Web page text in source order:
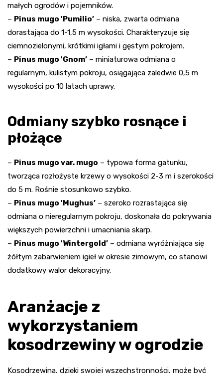
małych ogrodów i pojemników.
– Pinus mugo 'Pumilio’ – niska, zwarta odmiana
dorastająca do 1-1,5 m wysokości. Charakteryzuje się
ciemnozielonymi, krótkimi igłami i gęstym pokrojem.
– Pinus mugo 'Gnom’ – miniaturowa odmiana o
regularnym, kulistym pokroju, osiągająca zaledwie 0,5 m
wysokości po 10 latach uprawy.
Odmiany szybko rosnące i
płożące
– Pinus mugo var. mugo – typowa forma gatunku,
tworząca rozłożyste krzewy o wysokości 2-3 m i szerokości
do 5 m. Rośnie stosunkowo szybko.
– Pinus mugo 'Mughus’ – szeroko rozrastająca się
odmiana o nieregularnym pokroju, doskonała do pokrywania
większych powierzchni i umacniania skarp.
– Pinus mugo 'Wintergold’ – odmiana wyróżniająca się
żółtym zabarwieniem igieł w okresie zimowym, co stanowi
dodatkowy walor dekoracyjny.
Aranżacje z
wykorzystaniem
kosodrzewiny w ogrodzie
Kosodrzewina, dzięki swojej wszechstronności, może być